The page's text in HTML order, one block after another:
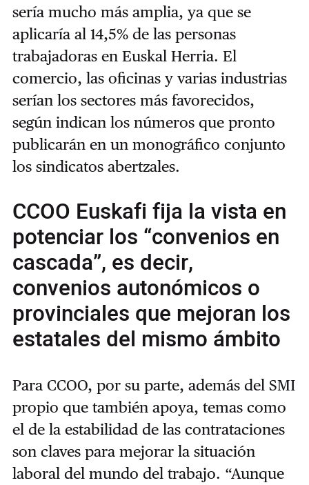
sería mucho más amplia, ya que se
aplicaría al 14,5% de las personas
trabajadoras en Euskal Herria. El
comercio, las oficinas y varias industrias
serían los sectores más favorecidos,
según indican los números que pronto
publicarán en un monográfico conjunto
los sindicatos abertzales.
CCOO Euskafi fija la vista en
potenciar los “convenios en
cascada”, es decir,
convenios autonómicos o
provinciales que mejoran los
estatales del mismo ámbito
Para CCOO, por su parte, además del SMI
propio que también apoya, temas como
el de la estabilidad de las contrataciones
son claves para mejorar la situación
laboral del mundo del trabajo. “Aunque